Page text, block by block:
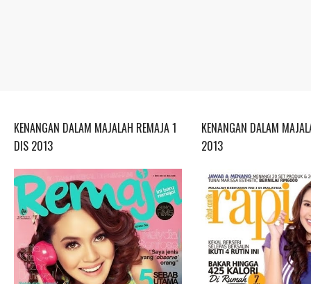
KENANGAN DALAM MAJALAH REMAJA 1
DIS 2013
KENANGAN DALAM
2013